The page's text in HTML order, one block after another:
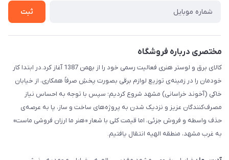
حریم خصوصی
ثبت
مختصری درباره فروشگاه
کالای برق و لوستر هنری فعالیت رسمی خود را از بهمن 1387 آغاز کرد.در ابتدا کار
خودمان را در زمینه‌ی توزیع لوازم برقی بصورت پخشِ صرفاً همکاری، از خیابان
خاکی (آخوند خراسانی) مشهد شروع کردیم؛ سپس با توجه به احساس نیاز
مصرف‌کنندگان عزیز و نزدیک شدن به پروژه‌های ساخت و ساز، پا به عرصه‌ی
حذف واسطه و فروش جزئی، اما قیمت کلی با شعار «هنر ما ارزان فروشی ماست»
به غرب مشهد، منطقه الهیه انتقال یافتیم.